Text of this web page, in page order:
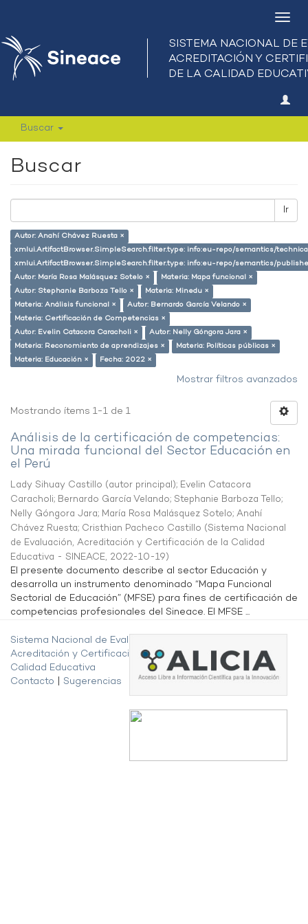
Buscar
Buscar
Ir
Autor: Anahí Chávez Ruesta ×
xmlui.ArtifactBrowser.SimpleSearch.filter.type: info:eu-repo/semantics/
xmlui.ArtifactBrowser.SimpleSearch.filter.type: info:eu-repo/semantics/
Autor: María Rosa Malásquez Sotelo ×
Materia: Mapa funcional ×
Autor: Stephanie Barboza Tello ×
Materia: Minedu ×
Materia: Análisis funcional ×
Autor: Bernardo García Velando ×
Materia: Certificación de Competencias ×
Autor: Evelin Catacora Caracholi ×
Autor: Nelly Góngora Jara ×
Materia: Reconomiento de aprendizajes ×
Materia: Políticas públicas ×
Materia: Educación ×
Fecha: 2022 ×
Mostrar filtros avanzados
Mostrando ítems 1-1 de 1
Análisis de la certificación de competencias:
Una mirada funcional del Sector Educación en
el Perú
Lady Sihuay Castillo (autor principal); Evelin Catacora
Caracholi; Bernardo García Velando; Stephanie Barboza Tello;
Nelly Góngora Jara; María Rosa Malásquez Sotelo; Anahí
Chávez Ruesta; Cristhian Pacheco Castillo (Sistema Nacional
de Evaluación, Acreditación y Certificación de la Calidad
Educativa - SINEACE, 2022-10-19)
El presente documento describe al sector Educación y
desarrolla un instrumento denominado “Mapa Funcional
Sectorial de Educación” (MFSE) para fines de certificación de
competencias profesionales del Sineace. El MFSE ...
Sistema Nacional de Evaluación,
Acreditación y Certificación de la
Calidad Educativa
Contacto
Sugerencias